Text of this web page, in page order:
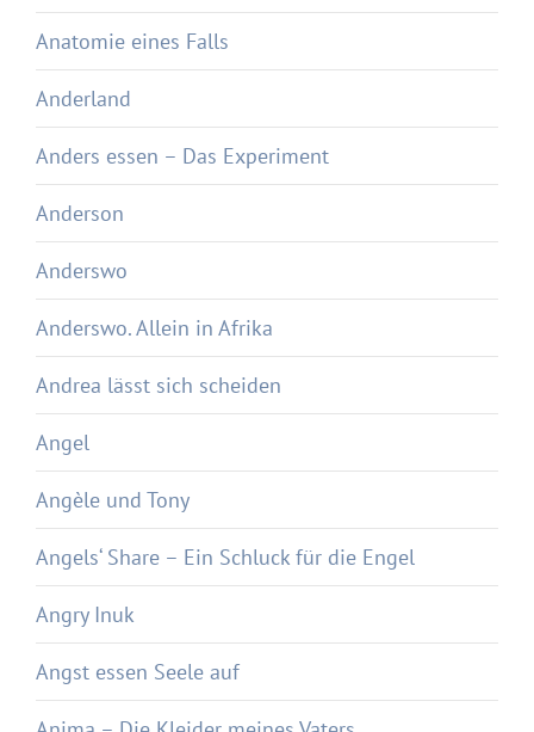
Anatomie eines Falls
Anderland
Anders essen – Das Experiment
Anderson
Anderswo
Anderswo. Allein in Afrika
Andrea lässt sich scheiden
Angel
Angèle und Tony
Angels‘ Share – Ein Schluck für die Engel
Angry Inuk
Angst essen Seele auf